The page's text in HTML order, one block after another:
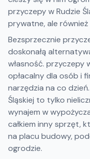
przyczepy w Rudzie
prywatne, ale
Bezsprzecznie
doskonałą
własność. przyczepy
opłacalny dla osób i
narzędzia na co
Śląskiej to tylko
wynajem w
całkiem inny sprzęt,
na placu budowy,
ogrodzie.